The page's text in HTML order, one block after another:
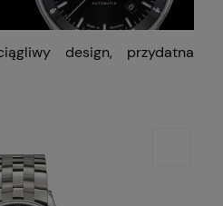
design, przydatna